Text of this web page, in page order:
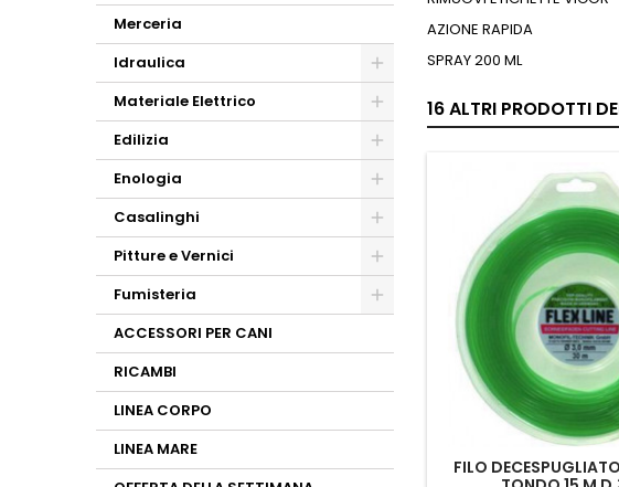
Merceria
Idraulica
Materiale Elettrico
Edilizia
Enologia
Casalinghi
Pitture e Vernici
Fumisteria
ACCESSORI PER CANI
RICAMBI
LINEA CORPO
LINEA MARE
AZIONE RAPIDA
SPRAY 200 ML
16 ALTRI PRODOTTI
FILO